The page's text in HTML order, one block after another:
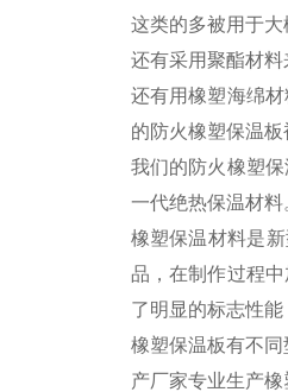
这类的多被用于大
还有采用聚酯材
还有用橡塑海绵
的防火橡塑保温
我们的防火橡塑
一代绝热保温材料
橡塑保温材料是
品，在制作过程
了明显的标志性
橡塑保温板有不
产厂家专业生产